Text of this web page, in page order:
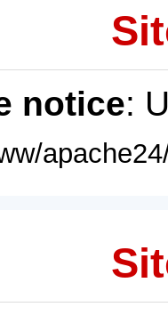
notice: